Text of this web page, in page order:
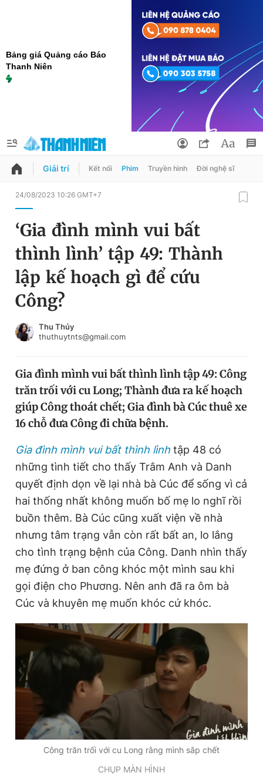
Bảng giá Quảng cáo Báo
Thanh Niên
QUẢNG CÁO
Chuyên mục
Chuyên mục khác
Chào ngày mới
Tin thị trường
Video Magazine
Sản phẩm khác
Tiện ích Bạn cần biết
Thông tin tòa soạn Liên hệ quảng cáo
Đọc Thanh Niên trên điện thoại
Theo dõi báo trên
Hotline
0906 645 777
Liên hệ quảng cáo
0908 780 404
Đặt báo Quảng cáo Tòa soạn Chính sách bảo
Tổng biên tập: Nguyễn Ngọc Toàn
Phó tổng biên tập thường trực: Hải Thành
Phó tổng biên tập: Trần Việt Hưng
Đổi mật khẩu
Tin đã lưu
Tin đã xem
Đăng xuất
Giải trí Kết nối Phim Truyền hình Đời nghệ sĩ
24/08/2023 10:26 GMT+7
‘Gia đình mình vui bất
thình lình’ tập 49: Thành
lập kế hoạch gì để cứu
Công?
Thu Thủy
thuthuytnts@gmail.com
Gia đình mình vui bất thình lình tập 49: Công
trăn trối với cu Long; Thành đưa ra kế hoạch
giúp Công thoát chết; Gia đình bà Cúc thuê xe
16 chỗ đưa Công đi chữa bệnh.
Gia đình mình vui bất thình lình tập 48 có
những tình tiết cho thấy Trâm Anh và Danh
quyết định dọn về lại nhà bà Cúc để sống vì cả
hai thống nhất không muốn bố mẹ lo nghĩ rồi
buồn thêm. Bà Cúc cũng xuất viện về nhà
nhưng tâm trạng vẫn còn rất bất an, lo lắng
cho tình trạng bệnh của Công. Danh nhìn thấy
mẹ đứng ở ban công khóc một mình sau khi
gọi điện cho Phương. Nên anh đã ra ôm bà
Cúc và khuyên mẹ muốn khóc cứ khóc.
Công trăn trối với cu Long rằng mình sắp chết
CHỤP MÀN HÌNH